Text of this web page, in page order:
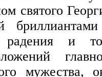
святого
радения и
мужества,